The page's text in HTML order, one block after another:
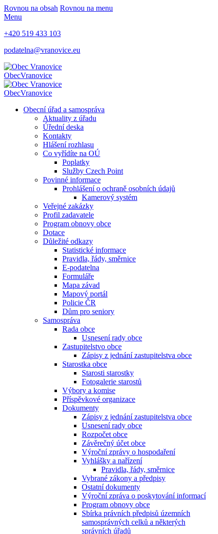
Rovnou na obsah Rovnou na menu
Menu
+420 519 433 103
podatelna@vranovice.eu
ObecVranovice
ObecVranovice
Obecní úřad a samospráva
Aktuality z úřadu
Úřední deska
Kontakty
Hlášení rozhlasu
Co vyřídíte na OÚ
Poplatky
Služby Czech Point
Povinné informace
Prohlášení o ochraně osobních údajů
Kamerový systém
Veřejné zakázky
Profil zadavatele
Program obnovy obce
Dotace
Důležité odkazy
Statistické informace
Pravidla, řády, směrnice
E-podatelna
Formuláře
Mapa závad
Mapový portál
Policie ČR
Dům pro seniory
Samospráva
Rada obce
Usnesení rady obce
Zastupitelstvo obce
Zápisy z jednání zastupitelstva obce
Starostka obce
Starosti starostky
Fotogalerie starostů
Výbory a komise
Příspěvkové organizace
Dokumenty
Zápisy z jednání zastupitelstva obce
Usnesení rady obce
Rozpočet obce
Závěrečný účet obce
Výroční zprávy o hospodaření
Vyhlášky a nařízení
Pravidla, řády, směrnice
Vybrané zákony a předpisy
Ostatní dokumenty
Výroční zpráva o poskytování informací
Program obnovy obce
Sbírka právních předpisů územních
samosprávných celků a některých
správních úřadů